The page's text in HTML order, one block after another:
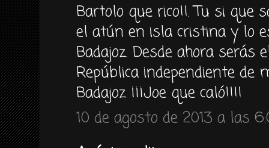
Bartolo que rico!!. Tu si que
el atún en isla cristina y lo
Badajoz. Desde ahora serás
República independiente de
Badajoz ¡¡¡Joe que caló!!!!
10 de agosto de 2013 a las